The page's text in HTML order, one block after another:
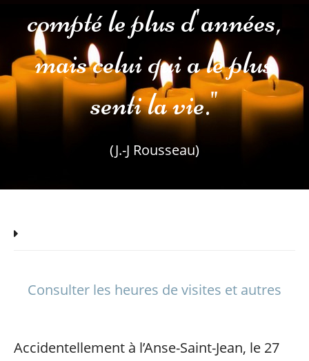
compté le plus d'années,
mais celui qui a le plus
senti la vie."
(J.-J Rousseau)
Consulter les heures de visites et autres
Accidentellement à l’Anse-Saint-Jean, le 27